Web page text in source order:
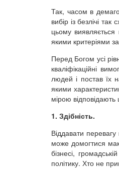
Так, часом в
вибір із безлічі
цьому
якими критеріями
Перед Богом усі
кваліфікаційні
людей і постав їх
якими
мірою
1. Здібність.
Віддавати
може домогтися
бізнесі,
політику. Хто не